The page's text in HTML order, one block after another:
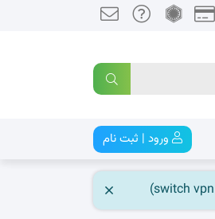
ورود | ثبت نام